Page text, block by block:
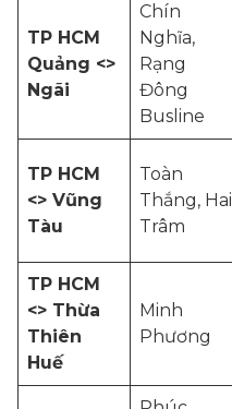
TP HCM
Quảng <>
Ngãi
Chín
Nghĩa,
Rạng
Đông
Busline
TP HCM
<> Vũng
Tàu
Toàn
Thắng, Hai
Trâm
TP HCM
<> Thừa
Thiên
Huế
Minh
Phương